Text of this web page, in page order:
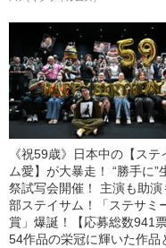
《祝59歳》日本中の【ステ
ム愛】が大暴走！ “勝手に”
祭試写会開催！ 主演も助演
部ステイサム！「ステサミ
賞」爆誕！【応募総数941
54作品の栄冠に輝いた作品